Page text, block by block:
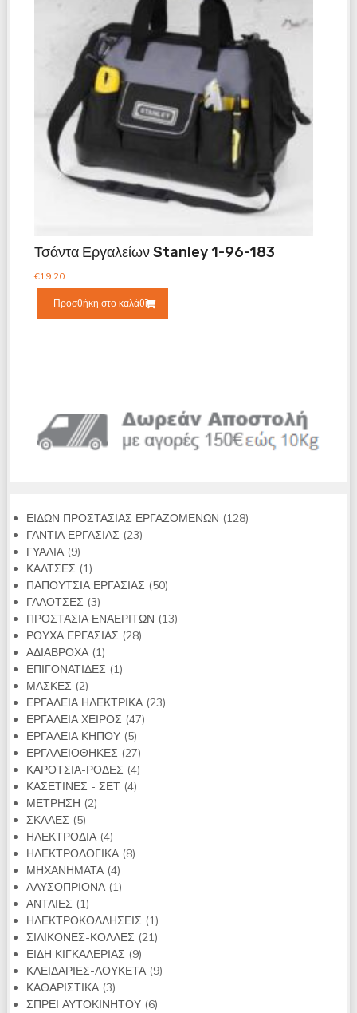
Τσάντα Εργαλείων Stanley 1-96-183
€19.20
Προσθήκη στο καλάθι
ΕΙΔΩΝ ΠΡΟΣΤΑΣΙΑΣ ΕΡΓΑΖΟΜΕΝΩΝ 128128
ΓΑΝΤΙΑ ΕΡΓΑΣΙΑΣ 2323
ΓΥΑΛΙΑ 99
προϊόντα
ΚΑΛΤΣΕΣ 11
προϊόν
ΠΑΠΟΥΤΣΙΑ ΕΡΓΑΣΙΑΣ 5050
ΓΑΛΟΤΣΕΣ 33
προϊόντα
ΠΡΟΣΤΑΣΙΑ ΕΝΑΕΡΙΤΩΝ 1313
ΡΟΥΧΑ ΕΡΓΑΣΙΑΣ 2828
ΑΔΙΑΒΡΟΧΑ 11
προϊόν
ΕΠΙΓΟΝΑΤΙΔΕΣ 11
ΜΑΣΚΕΣ 22
προϊόντα
ΕΡΓΑΛΕΙΑ ΗΛΕΚΤΡΙΚΑ 2323
ΕΡΓΑΛΕΙΑ ΧΕΙΡΟΣ 4747
ΕΡΓΑΛΕΙΑ ΚΗΠΟΥ 55
προϊόντα
ΕΡΓΑΛΕΙΟΘΗΚΕΣ 2727
προϊόντα
ΚΑΡΟΤΣΙΑ-ΡΟΔΕΣ 44
ΚΑΣΕΤΙΝΕΣ - ΣΕΤ 44
ΜΕΤΡΗΣΗ 22
ΣΚΑΛΕΣ 55
προϊόντα
ΗΛΕΚΤΡΟΔΙΑ 44
προϊόντα
ΗΛΕΚΤΡΟΛΟΓΙΚΑ 88
ΜΗΧΑΝΗΜΑΤΑ 44
προϊόντα
ΑΛΥΣΟΠΡΙΟΝΑ 11
ΑΝΤΛΙΕΣ 11
προϊόν
ΗΛΕΚΤΡΟΚΟΛΛΗΣΕΙΣ 11
προϊόν
ΣΙΛΙΚΟΝΕΣ-ΚΟΛΛΕΣ 2121
ΕΙΔΗ ΚΙΓΚΑΛΕΡΙΑΣ 99
προϊόντα
ΚΛΕΙΔΑΡΙΕΣ-ΛΟΥΚΕΤΑ 99
ΚΑΘΑΡΙΣΤΙΚΑ 33
προϊόντα
ΣΠΡΕΙ ΑΥΤΟΚΙΝΗΤΟΥ 66